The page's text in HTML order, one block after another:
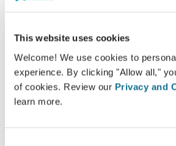
This website uses cookies
Welcome! We use cookies to
experience. By clicking "Allow all,"
of cookies. Review our Privacy and
learn more.